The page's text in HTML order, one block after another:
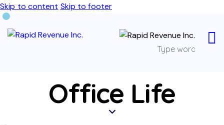
Skip to content Skip to footer
Office Life